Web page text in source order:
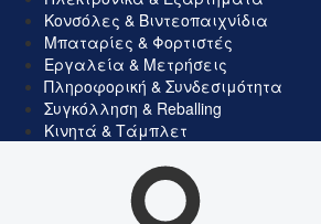
Κονσόλες & Βιντεοπαιχνίδια
Μπαταρίες & Φορτιστές
Εργαλεία & Μετρήσεις
Πληροφορική & Συνδεσιμότητα
Συγκόλληση & Reballing
Κινητά & Τάμπλετ